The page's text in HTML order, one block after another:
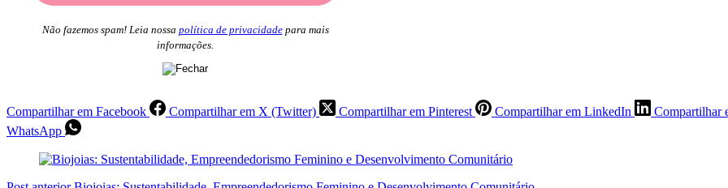
Não fazemos spam! Leia nossa política de privacidadepara mais
informações.
Compartilhar em Facebook Compartilhar em X (Twitter) Compartilhar em Pinterest Compartilhar em LinkedIn Compartilhar
WhatsApp